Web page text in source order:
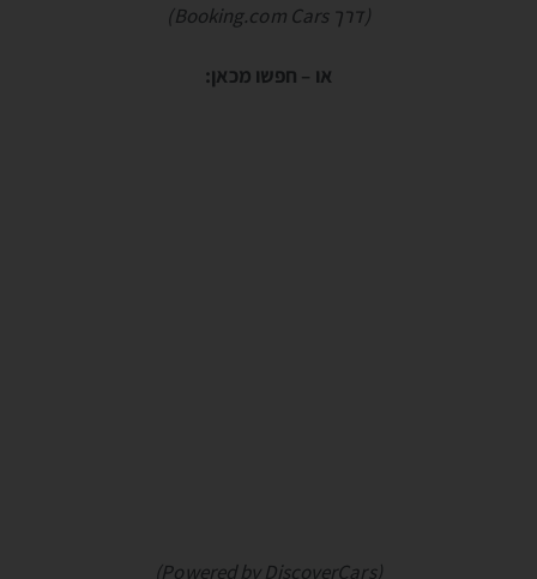
(דרך Booking.com Cars)
או – חפשו מכאן:
(Powered by DiscoverCars)